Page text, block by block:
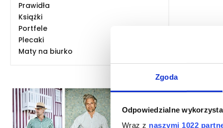
Zgoda
Odpowiedzialne
Wraz z naszymi 1022
Prawidła
Książki
Portfele
Plecaki
Maty na biurko